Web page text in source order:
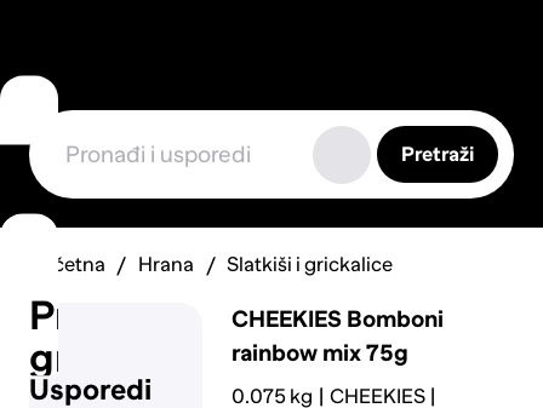
Usporedi
Prijavi
grešku
Pretraži
Početna Hrana Slatkiši i grickalice
CHEEKIES Bomboni
rainbow mix 75g
0.075 kg
CHEEKIES